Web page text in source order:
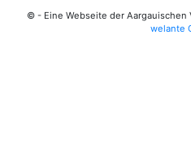
© - Eine Webseite der
welante